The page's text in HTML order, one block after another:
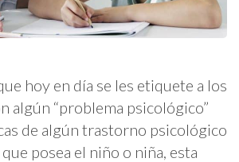
hoy en día se les etiquete a los
algún “problema psicológico”
de algún trastorno psicológico
posea el niño o niña, esta